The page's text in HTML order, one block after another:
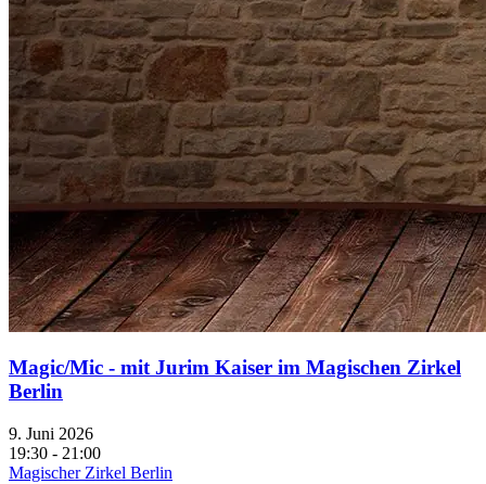
Magic/Mic - mit Jurim Kaiser im Magischen Zirkel
Berlin
9. Juni 2026
19:30 - 21:00
Magischer Zirkel Berlin